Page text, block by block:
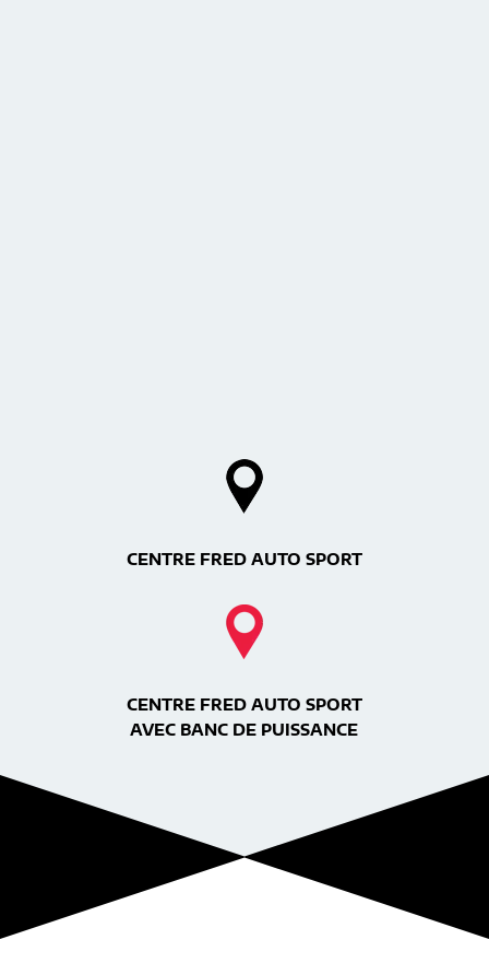
CENTRE FRED AUTO SPORT
CENTRE FRED AUTO SPORT
AVEC BANC DE PUISSANCE